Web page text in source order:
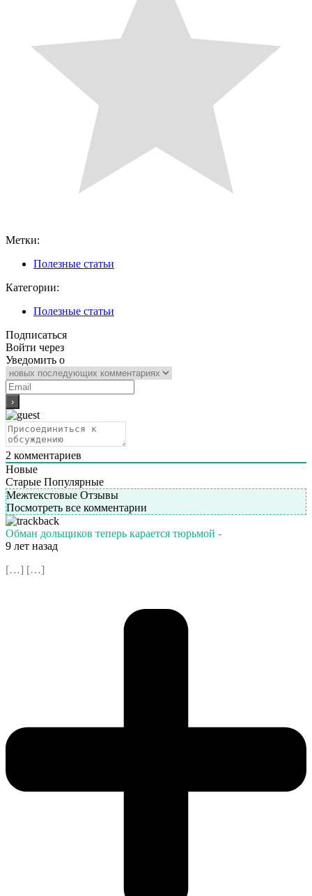
Метки:
Полезные статьи
Категории:
Полезные статьи
Подписаться
Войти через
Уведомить о
2 комментариев
Новые
Старые Популярные
Межтекстовые Отзывы
Посмотреть все комментарии
Обман дольщиков теперь карается тюрьмой -
9 лет назад
[…] […]